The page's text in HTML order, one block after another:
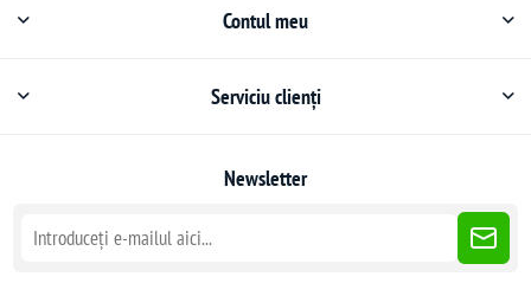
Contul meu
Serviciu clienți
Newsletter